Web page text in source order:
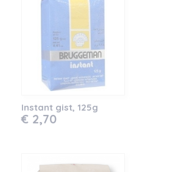
Instant gist, 125g
€ 2,70